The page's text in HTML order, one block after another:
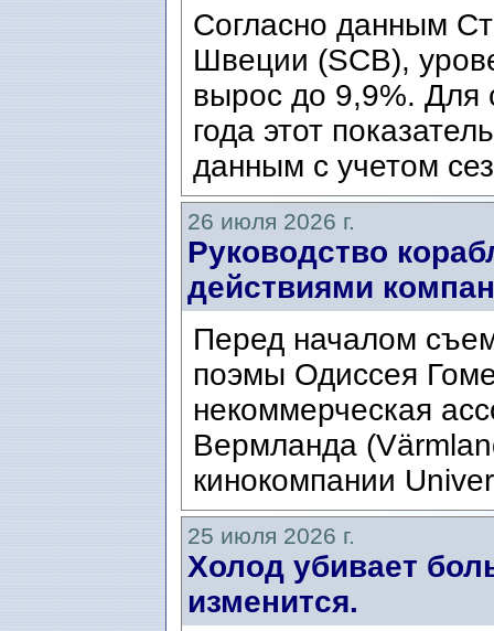
Согласно данным
Швеции (SCB),
вырос до 9,9%. Для
года этот
данным с учетом
26 июля 2026 г.
Руководство
действиями
Перед началом
поэмы Одиссея
некоммерческая
Вермланда
кинокомпании
25 июля 2026 г.
Холод убивает
изменится.